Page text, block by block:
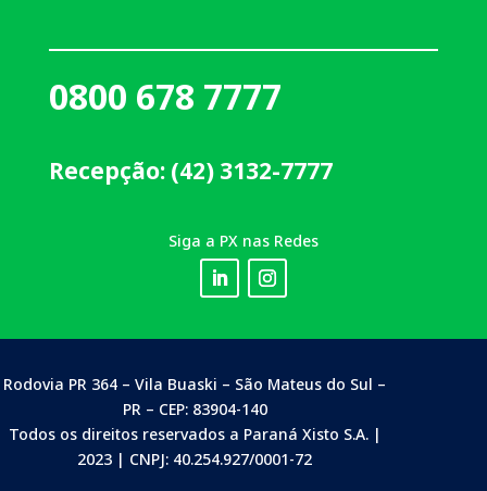
0800 678 7777
Recepção: (42) 3132-7777
Siga a PX nas Redes
Rodovia PR 364 – Vila Buaski – São Mateus do Sul –
PR – CEP: 83904-140
Todos os direitos reservados a Paraná Xisto S.A. |
2023 | CNPJ: 40.254.927/0001-72